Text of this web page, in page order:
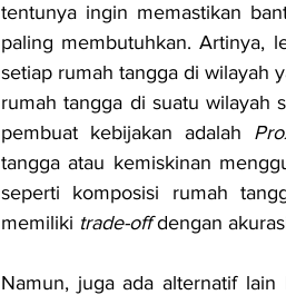
tentunya ingin memastikan
paling membutuhkan. Artinya,
setiap rumah tangga di wilayah
rumah tangga di suatu wilayah
pembuat kebijakan adalah
tangga atau kemiskinan
seperti komposisi rumah
memiliki trade-off dengan
Namun, juga ada alternatif lain